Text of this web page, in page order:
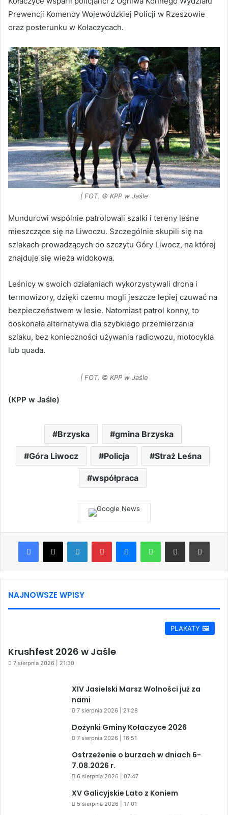
Prewencji Komendy Wojewódzkiej Policji w Rzeszowie
oraz posterunku w Kołaczycach.
| FOT. © KPP w Jaśle
Mundurowi wspólnie patrolowali szalki i tereny leśne
mieszczące się na Liwoczu. Szczególnie skupili się na
szlakach prowadzących do szczytu Góry Liwocz, na której
znajduje się wieża widokowa.
Leśnicy w swoich działaniach wykorzystywali drona i
termowizory, dzięki czemu mogli jeszcze lepiej czuwać na
bezpieczeństwem w lesie. Natomiast patrol konny, to
doskonała alternatywa dla szybkiego przemierzania
szlaku, bez konieczności używania radiowozu, motocykla
lub quada.
| FOT. © KPP w Jaśle
(KPP w Jaśle)
Brzyska gmina Brzyska
Góra Liwocz Policja Straż Leśna
współpraca
Facebook
X LinkedInPinterestMessengerWhatsAppShare via Email Print
NAJNOWSZE WPISY
PLAKATY 🖼️
Krushfest 2026 w Jaśle
7 sierpnia 2026 | 21:30
XIV Jasielski Marsz Wolności już za
nami
7 sierpnia 2026 | 21:28
Dożynki Gminy Kołaczyce 2026
7 sierpnia 2026 | 16:51
Ostrzeżenie o burzach w dniach 6-
7.08.2026 r.
6 sierpnia 2026 | 07:47
XV Galicyjskie Lato z Koniem
5 sierpnia 2026 | 17:01